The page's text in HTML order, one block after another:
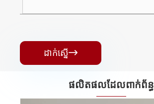
ដាក់ស្នើ
ផលិតផលដែលពាក់ព័ន្ធ